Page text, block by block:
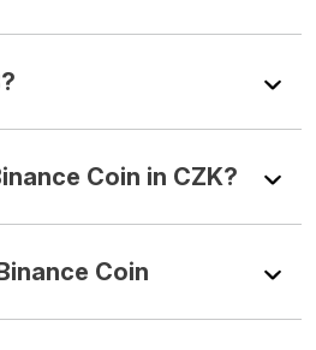
Coin in CZK?
Coin